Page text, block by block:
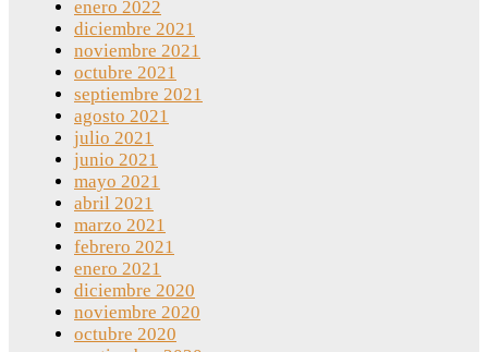
enero 2022
diciembre 2021
noviembre 2021
octubre 2021
septiembre 2021
agosto 2021
julio 2021
junio 2021
mayo 2021
abril 2021
marzo 2021
febrero 2021
enero 2021
diciembre 2020
noviembre 2020
octubre 2020